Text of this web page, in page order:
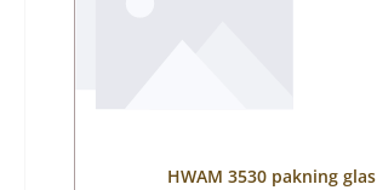
HWAM 3530 pakning glas